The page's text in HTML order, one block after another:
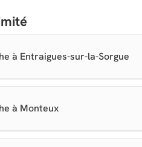
à Entraigues-sur-la-Sorgue
à Monteux